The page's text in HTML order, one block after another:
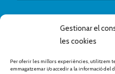
Gestionar el
les cookies
Per oferir les millors experiències, utilitzem
emmagatzemar i/o accedir a la informació